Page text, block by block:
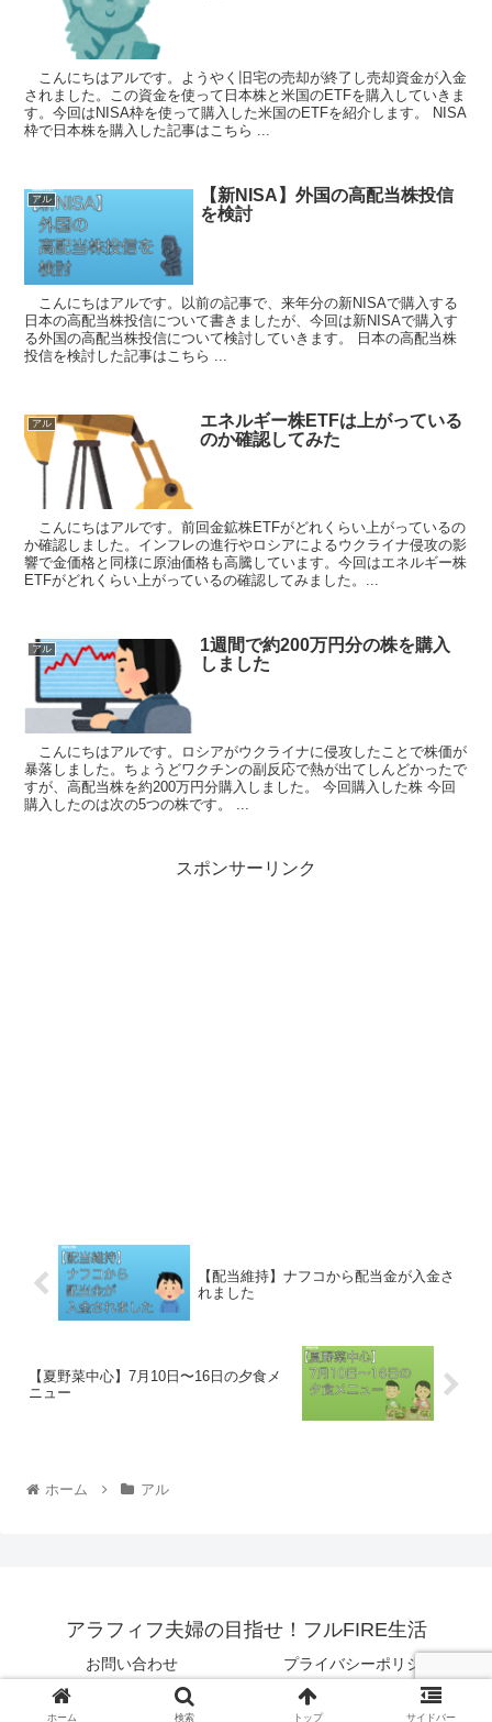
こんにちはアルです。ようやく旧宅の売却が終了し売却資金が入金
されました。この資金を使って日本株と米国のETFを購入していきま
す。今回はNISA枠を使って購入した米国のETFを紹介します。 NISA
枠で日本株を購入した記事はこちら ...
アル
【新NISA】外国の高配当株投信
を検討
こんにちはアルです。以前の記事で、来年分の新NISAで購入する
日本の高配当株投信について書きましたが、今回は新NISAで購入す
る外国の高配当株投信について検討していきます。 日本の高配当株
投信を検討した記事はこちら ...
アル
エネルギー株ETFは上がっている
のか確認してみた
こんにちはアルです。前回金鉱株ETFがどれくらい上がっているの
か確認しました。インフレの進行やロシアによるウクライナ侵攻の影
響で金価格と同様に原油価格も高騰しています。今回はエネルギー株
ETFがどれくらい上がっているの確認してみました。...
アル
1週間で約200万円分の株を購入
しました
こんにちはアルです。ロシアがウクライナに侵攻したことで株価が
暴落しました。ちょうどワクチンの副反応で熱が出てしんどかったで
すが、高配当株を約200万円分購入しました。 今回購入した株 今回
購入したのは次の5つの株です。 ...
スポンサーリンク
【配当維持】ナフコから配当金が入金さ
れました
【夏野菜中心】7月10日〜16日の夕食メ
ニュー
ホーム アル
アラフィフ夫婦の目指せ！フルFIRE生活
お問い合わせ プライバシーポリシー
© 2021 アラフィフ夫婦の目指せ！フルFIRE生活.
ホーム 検索 トップ サイドバー